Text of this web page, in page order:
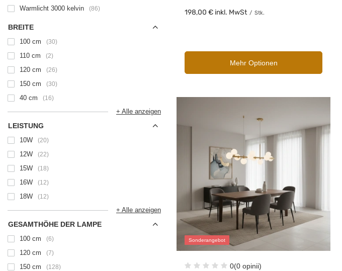
Warmlicht 3000 kelvin 86
BREITE
100 cm 30
110 cm 2
120 cm 26
150 cm 30
40 cm 16
+ Alle anzeigen
LEISTUNG
10W 20
12W 22
15W 18
16W 12
18W 12
+ Alle anzeigen
GESAMTHÖHE DER LAMPE
100 cm 6
120 cm 7
150 cm 128
198,00 € inkl. MwSt / Stk.
Mehr Optionen
Sonderangebot
0(0 opinii)